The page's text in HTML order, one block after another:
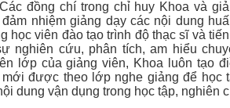
đồng chí trong chỉ huy Khoa và
nhiệm giảng dạy các nội dung
học viên đào tạo trình độ thạc sĩ và
nghiên cứu, phân tích, am hiểu
lớp của giảng viên, Khoa luôn tạo
được theo lớp nghe giảng để học
dung vận dụng trong học tập, nghiên